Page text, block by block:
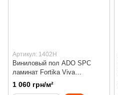
Артикул: 1402H
Виниловый пол ADO SPC
ламинат Fortika Viva
Herringbone Грундо 1402
1 060 грн/м²